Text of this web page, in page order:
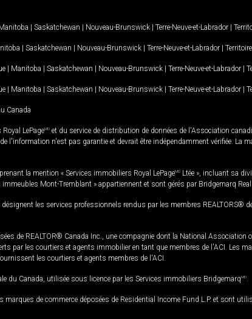
| Saskatchewan | Nouveau-Brunswick | Terre-Neuve-et-Labrador |
| Saskatchewan | Nouveau-Brunswick | Terre-Neuve-et-Labrador |
| Manitoba | Saskatchewan | Nouveau-Brunswick | Terre-Neuve-et-Labrador |
| Manitoba | Saskatchewan | Nouveau-Brunswick | Terre-Neuve-et-Labrador |
Canada
LePageMD et du service de distribution de données de l'Association
l'information n'est pas garantie et devrait être indépendamment vérifiée. La
la mention « Services immobiliers Royal LePageMD Ltée », incluant sa
immeubles Mont-Tremblant » appartiennent et sont gérés par Bridgemarq
les services professionnels rendus par les membres REALTORS®
de REALTOR® Canada Inc., une compagnie dont la National
par les courtiers et agents immobilier en tant que membres de l'ACI. Les
les courtiers et agents membres de l'ACI.
du Canada, utilisée sous licence par les Services immobiliers BridgemarqMD
marques de commerce déposées de Residential Income Fund L.P. et sont